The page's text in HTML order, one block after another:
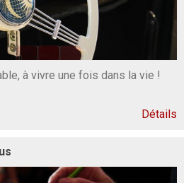
à vivre une fois dans la vie !
Détails